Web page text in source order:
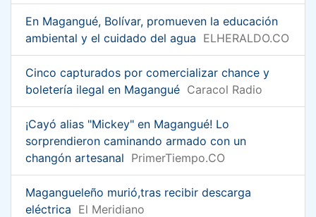
En Magangué, Bolívar, promueven la educación
ambiental y el cuidado del agua ELHERALDO.CO
Cinco capturados por comercializar chance y
boletería ilegal en Magangué Caracol Radio
¡Cayó alias "Mickey" en Magangué! Lo
sorprendieron caminando armado con un
changón artesanal PrimerTiempo.CO
Magangueleño murió,tras recibir descarga
eléctrica El Meridiano